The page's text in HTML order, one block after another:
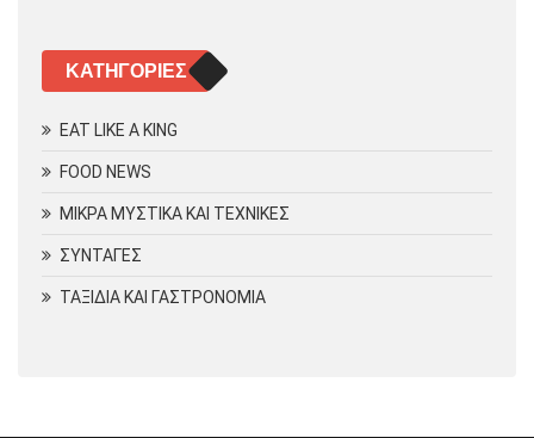
KΑΤΗΓΟΡΊΕΣ
EAT LIKE A KING
FOOD NEWS
ΜΙΚΡΑ ΜΥΣΤΙΚΑ ΚΑΙ ΤΕΧΝΙΚΕΣ
ΣΥΝΤΑΓΕΣ
ΤΑΞΙΔΙΑ ΚΑΙ ΓΑΣΤΡΟΝΟΜΙΑ